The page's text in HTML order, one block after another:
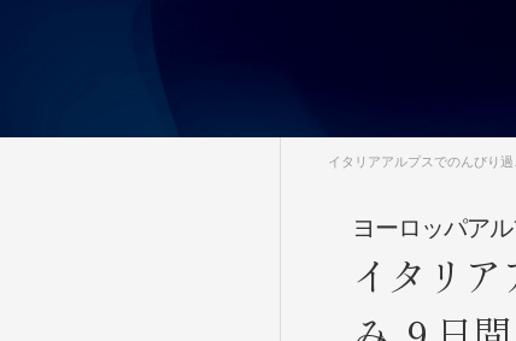
条件から探
条件か
キーワード
条件から探
条件か
キーワード
イタリアアルプスでのんびり
ヨーロッパア
イタリ